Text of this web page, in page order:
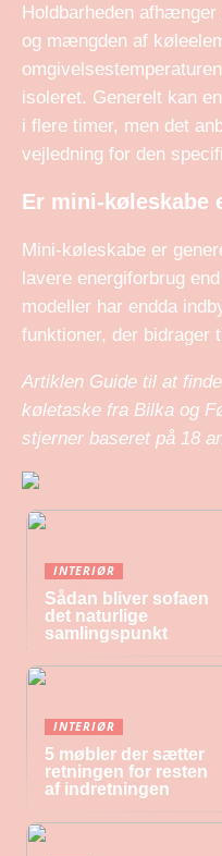
Holdbarheden
og mængden af
isoleret. Generelt kan
i flere timer, men det
vejledning for den
Er mini-køleskabe
Mini-køleskabe er
lavere energiforbrug
modeller har endda
funktioner, der bidrager
Artiklen Guide til at
køletaske fra Bilka og
stjerner baseret på 18
INTERIØR
Sådan bliver sofaen
det naturlige
samlingspunkt
INTERIØR
5 møbler der sætter
retningen for resten
af indretningen